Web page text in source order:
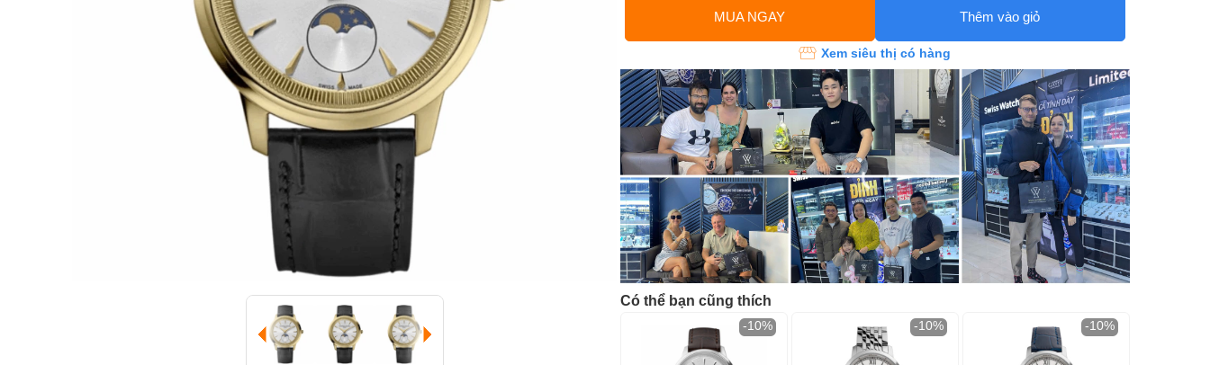
MUA NGAY Thêm vào giỏ
Xem siêu thị có hàng
Có thể bạn cũng thích
-10% -10% -10%